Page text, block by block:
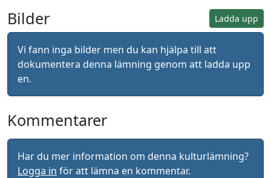
Ladda upp
Bilder
Vi fann inga bilder men du kan hjälpa till att
dokumentera denna lämning genom att ladda upp
en.
Kommentarer
Har du mer information om denna kulturlämning?
Logga in för att lämna en kommentar.